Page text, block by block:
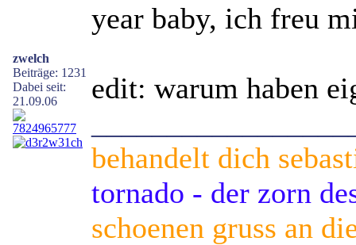
zwelch
Beiträge: 1231
Dabei seit:
21.09.06
year baby, ich freu
edit: warum haben
behandelt dich
tornado - der zorn
schoenen gruss an